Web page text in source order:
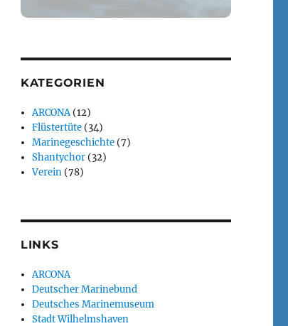
KATEGORIEN
ARCONA(12)
Flüstertüte (34)
Marinegeschichte (7)
Shantychor (32)
Verein (78)
LINKS
ARCONA
Deutscher Marinebund
Deutsches Marinemuseum
Stadt Wilhelmshaven